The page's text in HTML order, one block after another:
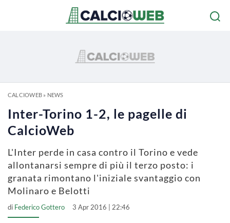
CALCIOWEB» NEWS
Inter-Torino 1-2, le pagelle di
CalcioWeb
L'Inter perde in casa contro il Torino e vede
allontanarsi sempre di più il terzo posto: i
granata rimontano l'iniziale svantaggio con
Molinaro e Belotti
di Federico Gottero 3 Apr 2016 | 22:46